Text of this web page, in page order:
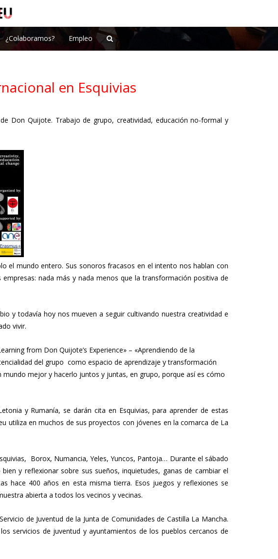
¿Colaboramos? Empleo
en Esquivias
Don Quijote. Trabajo de grupo, creatividad, educación no-formal y
el mundo entero. Sus sonoros fracasos en el intento nos hablan con
nada más y nada menos que la transformación positiva de
y todavía hoy nos mueven a seguir cultivando nuestra creatividad e
vivir.
from Don Quijote’s Experience» – «Aprendiendo de la
del grupo como espacio de aprendizaje y transformación
mejor y hacerlo juntos y juntas, en grupo, porque así es cómo
y Rumanía, se darán cita en Esquivias, para aprender de estas
utiliza en muchos de sus proyectos con jóvenes en la comarca de La
Borox, Numancia, Yeles, Yuncos, Pantoja… Durante el sábado
y reflexionar sobre sus sueños, inquietudes, ganas de cambiar el
hace 400 años en esta misma tierra. Esos juegos y reflexiones se
abierta a todos los vecinos y vecinas.
de Juventud de la Junta de Comunidades de Castilla La Mancha.
servicios de juventud y ayuntamientos de los pueblos cercanos de